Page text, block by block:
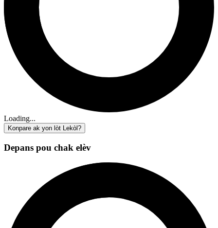
Loading...
Konpare ak yon lòt Lekòl?
Depans pou chak elèv